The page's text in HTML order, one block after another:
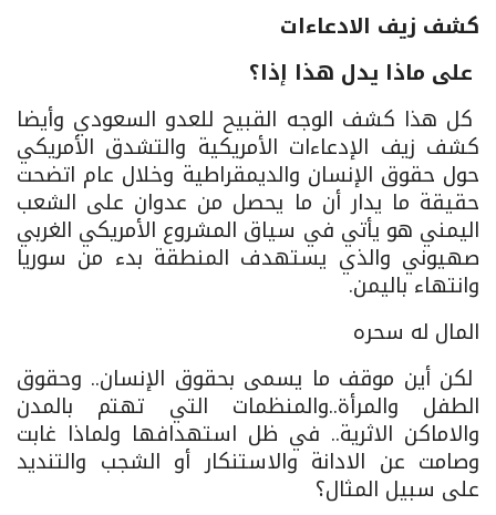
كشف زيف الادعاءات
على ماذا يدل هذا إذا؟
كل هذا كشف الوجه القبيح للعدو السعودي وأيضا
كشف زيف الإدعاءات الأمريكية والتشدق الأمريكي
حول حقوق الإنسان والديمقراطية وخلال عام اتضحت
حقيقة ما يدار أن ما يحصل من عدوان على الشعب
اليمني هو يأتي في سياق المشروع الأمريكي الغربي
صهيوني والذي يستهدف المنطقة بدء من سوريا
وانتهاء باليمن.
المال له سحره
لكن أين موقف ما يسمى بحقوق الإنسان.. وحقوق
الطفل والمرأة..والمنظمات التي تهتم بالمدن
والاماكن الاثرية.. في ظل استهدافها ولماذا غابت
وصامت عن الادانة والاستنكار أو الشجب والتنديد
على سبيل المثال؟